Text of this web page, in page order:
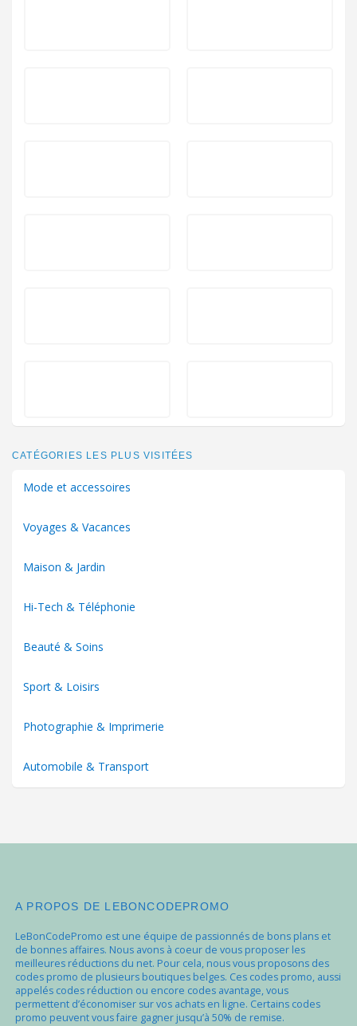
CATÉGORIES LES PLUS VISITÉES
Mode et accessoires
Voyages & Vacances
Maison & Jardin
Hi-Tech & Téléphonie
Beauté & Soins
Sport & Loisirs
Photographie & Imprimerie
Automobile & Transport
A PROPOS DE LEBONCODEPROMO
LeBonCodePromo est une équipe de passionnés de bons plans et
de bonnes affaires. Nous avons à coeur de vous proposer les
meilleures réductions du net. Pour cela, nous vous proposons des
codes promo de plusieurs boutiques belges. Ces codes promo, aussi
appelés codes réduction ou encore codes avantage, vous
permettent d’économiser sur vos achats en ligne. Certains codes
promo peuvent vous faire gagner jusqu’à 50% de remise.